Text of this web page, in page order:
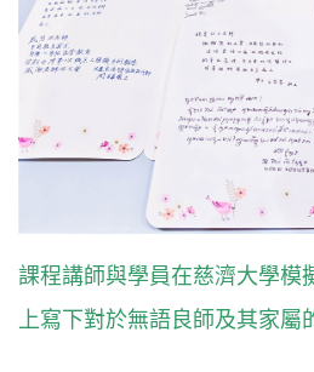
課程講師與學員在慈濟大學模
上寫下對於無語良師及其家